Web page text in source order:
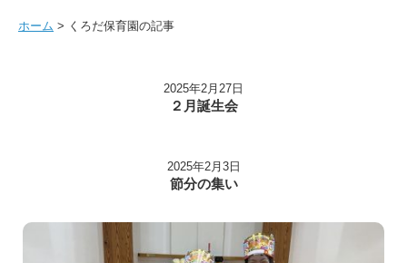
ホーム > くろだ保育園の記事
2025年2月27日
２月誕生会
2025年2月3日
節分の集い